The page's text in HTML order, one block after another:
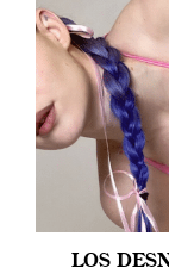
LOS